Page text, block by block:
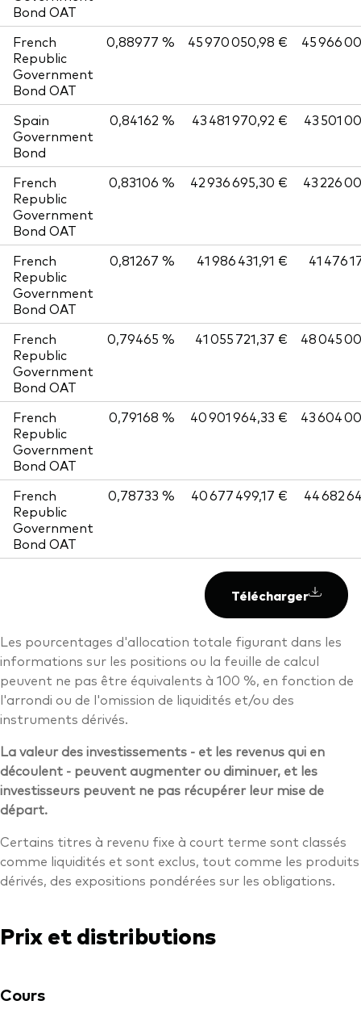
Bond OAT
French
Republic
Government
Bond OAT
0,88977 % 45 970 050,98 € 45 966
Spain
Government
Bond
0,84162 % 43 481 970,92 € 43 501
French
Republic
Government
Bond OAT
0,83106 % 42 936 695,30 € 43 226
French
Republic
Government
Bond OAT
0,81267 % 41 986 431,91 € 41 476
French
Republic
Government
Bond OAT
0,79465 % 41 055 721,37 € 48 045
French
Republic
Government
Bond OAT
0,79168 % 40 901 964,33 € 43 604
French
Republic
Government
Bond OAT
0,78733 % 40 677 499,17 € 44 682
Télécharger
Les pourcentages d'allocation totale figurant dans les
informations sur les positions ou la feuille de calcul
peuvent ne pas être équivalents à 100 %, en fonction de
l'arrondi ou de l'omission de liquidités et/ou des
instruments dérivés.
La valeur des investissements - et les revenus qui en
découlent - peuvent augmenter ou diminuer, et les
investisseurs peuvent ne pas récupérer leur mise de
départ.
Certains titres à revenu fixe à court terme sont classés
comme liquidités et sont exclus, tout comme les produits
dérivés, des expositions pondérées sur les obligations.
Prix et distributions
Cours